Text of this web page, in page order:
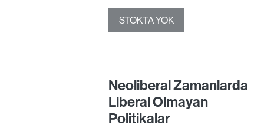
STOKTA YOK
Neoliberal Zamanlarda
Liberal Olmayan
Politikalar